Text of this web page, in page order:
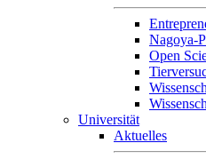
Nagoya-
Open
Universität
Aktuelles